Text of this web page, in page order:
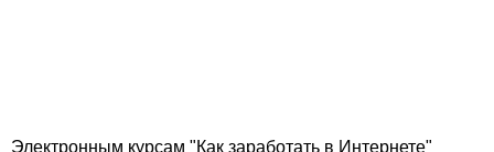
Электронным курсам "Как заработать в Интернете"